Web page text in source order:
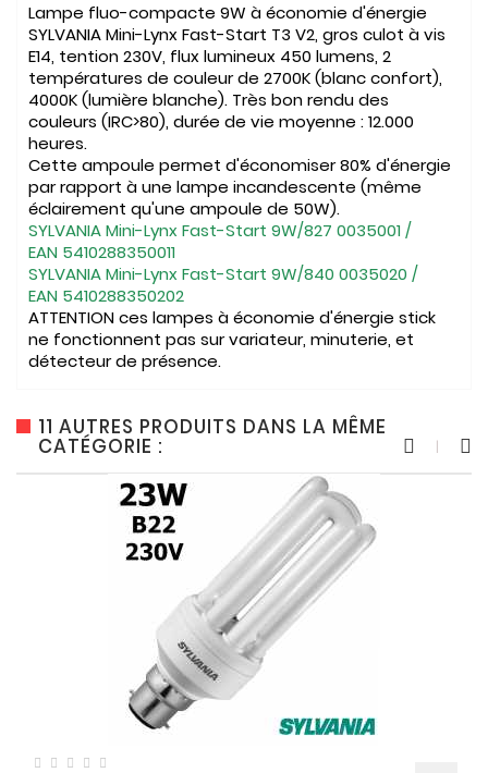
Lampe fluo-compacte 9W à économie d'énergie
SYLVANIA Mini-Lynx Fast-Start T3 V2, gros culot à vis
E14, tention 230V, flux lumineux 450 lumens, 2
températures de couleur de 2700K (blanc confort),
4000K (lumière blanche). Très bon rendu des
couleurs (IRC>80), durée de vie moyenne : 12.000
heures.
Cette ampoule permet d'économiser 80% d'énergie
par rapport à une lampe incandescente (même
éclairement qu'une ampoule de 50W).
SYLVANIA Mini-Lynx Fast-Start 9W/827 0035001 /
EAN 5410288350011
SYLVANIA Mini-Lynx Fast-Start 9W/840 0035020 /
EAN 5410288350202
ATTENTION ces lampes à économie d'énergie stick
ne fonctionnent pas sur variateur, minuterie, et
détecteur de présence.
11 AUTRES PRODUITS DANS LA MÊME
CATÉGORIE :